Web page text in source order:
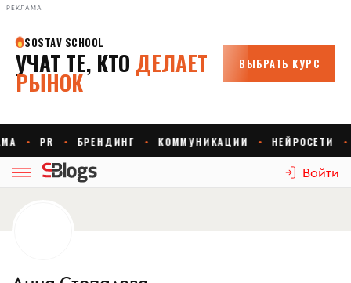
РЕКЛАМА
Войти